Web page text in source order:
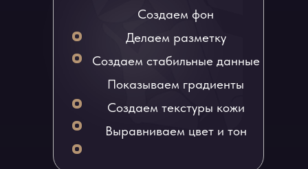
Создаем фон
Делаем разметку
Создаем стабильные данные
Показываем градиенты
Создаем текстуры кожи
Выравниваем цвет и тон